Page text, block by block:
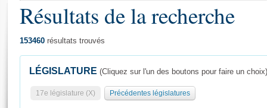
Général
Résultats de la recherche
153460 résultats trouvés
LÉGISLATURE (Cliquez sur l'un des boutons pour faire un choix)
17e législature (X) Précédentes législatures